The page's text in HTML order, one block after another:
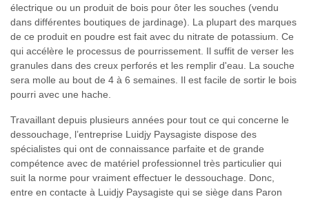
électrique ou un produit de bois pour ôter les souches (vendu
dans différentes boutiques de jardinage). La plupart des marques
de ce produit en poudre est fait avec du nitrate de potassium. Ce
qui accélère le processus de pourrissement. Il suffit de verser les
granules dans des creux perforés et les remplir d'eau. La souche
sera molle au bout de 4 à 6 semaines. Il est facile de sortir le bois
pourri avec une hache.
Travaillant depuis plusieurs années pour tout ce qui concerne le
dessouchage, l’entreprise Luidjy Paysagiste dispose des
spécialistes qui ont de connaissance parfaite et de grande
compétence avec de matériel professionnel très particulier qui
suit la norme pour vraiment effectuer le dessouchage. Donc,
entre en contacte à Luidjy Paysagiste qui se siège dans Paron